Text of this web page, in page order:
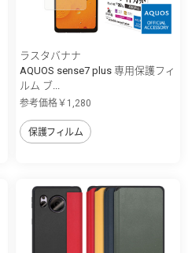
ラスタバナナ
AQUOS sense7 plus 専用保護フィ
ルム ブ...
参考価格￥1,280
保護フィルム